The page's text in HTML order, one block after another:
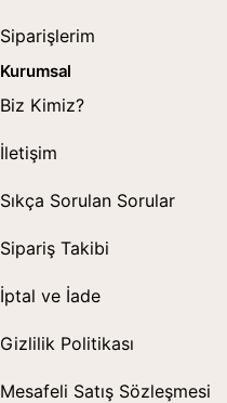
Siparişlerim
Kurumsal
Biz Kimiz?
İletişim
Sıkça Sorulan Sorular
Sipariş Takibi
İptal ve İade
Gizlilik Politikası
Mesafeli Satış Sözleşmesi